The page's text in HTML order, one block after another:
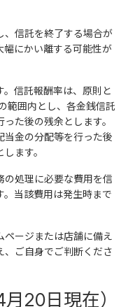
、信託を終了する場合が
幅にかい離する可能性が
信託報酬率は、原則と
範囲内とし、各金銭信託
た後の残余とします。
当金の分配等を行った後
ます。
の処理に必要な費用を信
当該費用は発生時まで
ページまたは店舗に備え
、ご自身でご判断くださ
月20日現在）